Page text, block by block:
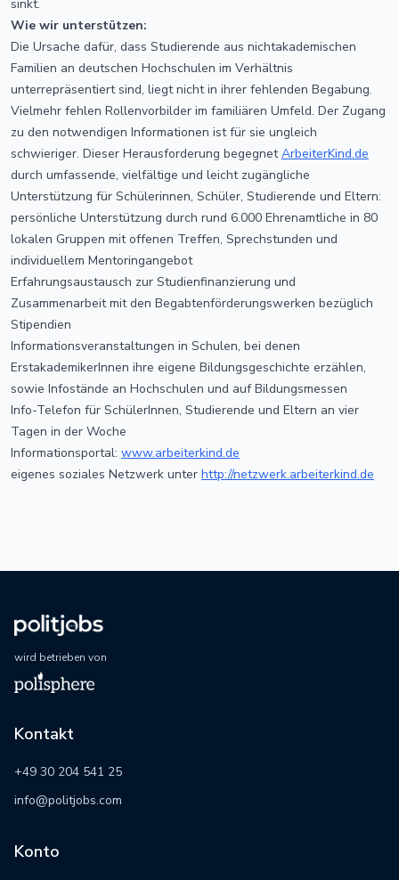
sinkt.
Wie wir unterstützen:
Die Ursache dafür, dass Studierende aus nichtakademischen
Familien an deutschen Hochschulen im Verhältnis
unterrepräsentiert sind, liegt nicht in ihrer fehlenden Begabung.
Vielmehr fehlen Rollenvorbilder im familiären Umfeld. Der Zugang
zu den notwendigen Informationen ist für sie ungleich
schwieriger. Dieser Herausforderung begegnetArbeiterKind.de
durch umfassende, vielfältige und leicht zugängliche
Unterstützung für Schülerinnen, Schüler, Studierende und Eltern:
persönliche Unterstützung durch rund 6.000 Ehrenamtliche in 80
lokalen Gruppen mit offenen Treffen, Sprechstunden und
individuellem Mentoringangebot
Erfahrungsaustausch zur Studienfinanzierung und
Zusammenarbeit mit den Begabtenförderungswerken bezüglich
Stipendien
Informationsveranstaltungen in Schulen, bei denen
ErstakademikerInnen ihre eigene Bildungsgeschichte erzählen,
sowie Infostände an Hochschulen und auf Bildungsmessen
Info-Telefon für SchülerInnen, Studierende und Eltern an vier
Tagen in der Woche
Informationsportal: www.arbeiterkind.de
eigenes soziales Netzwerk unter http://netzwerk.arbeiterkind.de
wird betrieben von
Kontakt
+49 30 204 541 25
info@politjobs.com
Konto